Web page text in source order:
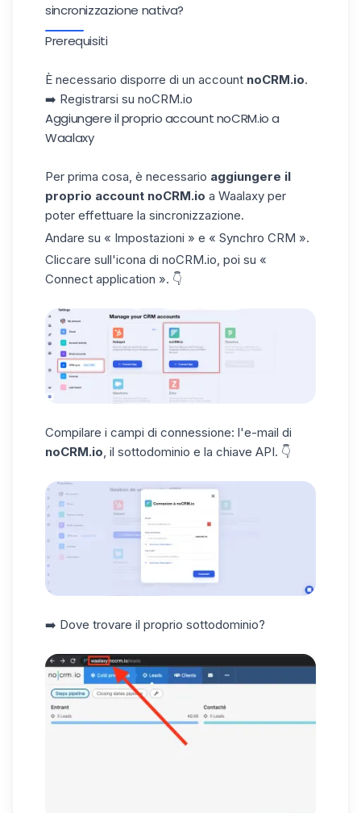
sincronizzazione nativa?
Prerequisiti
È necessario disporre di un account noCRM.io.
➡️ Registrarsi su noCRM.io
Aggiungere il proprio account noCRM.io a
Waalaxy
Per prima cosa, è necessario aggiungere il
proprio account noCRM.io a Waalaxy per
poter effettuare la sincronizzazione.
Andare su « Impostazioni » e « Synchro CRM ».
Cliccare sull'icona di noCRM.io, poi su «
Connect application ». 👇
Compilare i campi di connessione: l'e-mail di
noCRM.io , il sottodominio e la chiave API. 👇
➡️ Dove trovare il proprio sottodominio?